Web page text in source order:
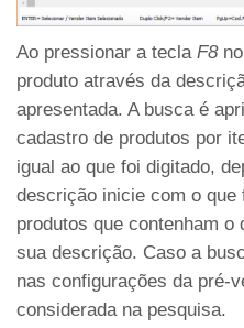
Ao pressionar a tecla F8no
produto através da
apresentada. A busca é
cadastro de produtos por
igual ao que foi digitado,
descrição inicie com o que
produtos que contenham o
sua descrição. Caso a
nas configurações da pré-
considerada na pesquisa.